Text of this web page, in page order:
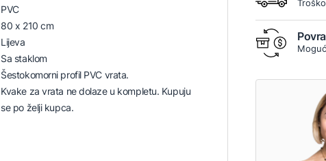
PVC
80 x 210 cm
Lijeva
Sa staklom
Šestokomorni profil PVC vrata.
Kvake za vrata ne dolaze u kompletu. Kupuju
se po želji kupca.